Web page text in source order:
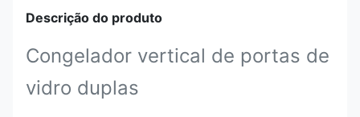
Descrição do produto
Congelador vertical de portas de
vidro duplas